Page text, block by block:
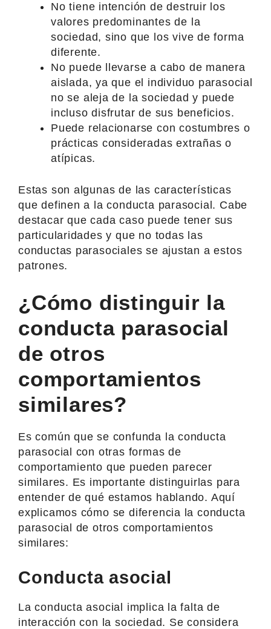
No tiene intención de destruir los
valores predominantes de la
sociedad, sino que los vive de forma
diferente.
No puede llevarse a cabo de manera
aislada, ya que el individuo parasocial
no se aleja de la sociedad y puede
incluso disfrutar de sus beneficios.
Puede relacionarse con costumbres o
prácticas consideradas extrañas o
atípicas.
Estas son algunas de las características
que definen a la conducta parasocial. Cabe
destacar que cada caso puede tener sus
particularidades y que no todas las
conductas parasociales se ajustan a estos
patrones.
¿Cómo distinguir la
conducta parasocial
de otros
comportamientos
similares?
Es común que se confunda la conducta
parasocial con otras formas de
comportamiento que pueden parecer
similares. Es importante distinguirlas para
entender de qué estamos hablando. Aquí
explicamos cómo se diferencia la conducta
parasocial de otros comportamientos
similares:
Conducta asocial
La conducta asocial implica la falta de
interacción con la sociedad. Se considera